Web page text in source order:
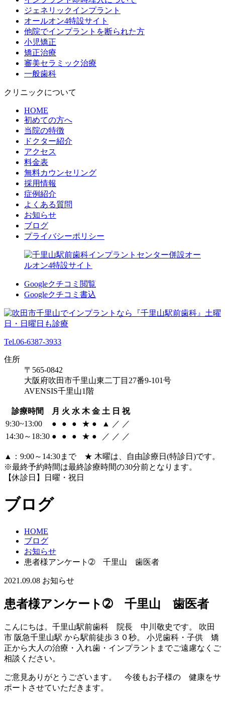
ジェネリックインプラント
オールオン4特設サイト
他院でインプラントを断られた方
小児矯正
矯正治療
審美セラミック治療
一般歯科
クリニックについて
HOME
初めての方へ
当院の特徴
ドクター紹介
アクセス
料金表
無料カウンセリング
採用情報
症例紹介
よくある質問
お知らせ
ブログ
プライバシーポリシー
Googleクチコミ閲覧
Googleクチコミ書込
Tel.06-6387-3933
住所
〒565-0842
大阪府吹田市千里山東二丁目27番9-101号
AVENSIS千里山1階
診療時間 月 火 水 木 金 土 日 祝
9:30~13:00
● ● ● ★ ● ▲ ／ ／
14:30～18:30 ● ● ● ★ ● ／ ／ ／
▲：9:00～14:30まで ★ 木曜は、自由診療日(特診日)です。
※最終予約時間は最終診療時間の30分前となります。
【休診日】日曜・祝日
ブログ
HOME
ブログ
お知らせ
患者様アンケート➁ 千里山 歯医者
2021.09.08 お知らせ
患者様アンケート➁ 千里山 歯医者
こんにちは。千里山駅前歯科 院長 中川敬史です。 吹田
市 阪急千里山駅 から駅前徒歩３０秒。 小児歯科・子供 矯
正から大人の治療・入れ歯・インプラントまでご遠慮なくご
相談ください。
ご意見ありがとうございます。 今後もお子様の 健康をサ
ポートさせていただきます。